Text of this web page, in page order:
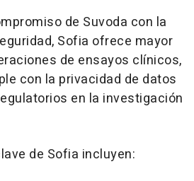
de Suvoda con la
Sofia ofrece mayor
de ensayos clínicos,
con la privacidad de datos
en la investigación
de Sofia incluyen: